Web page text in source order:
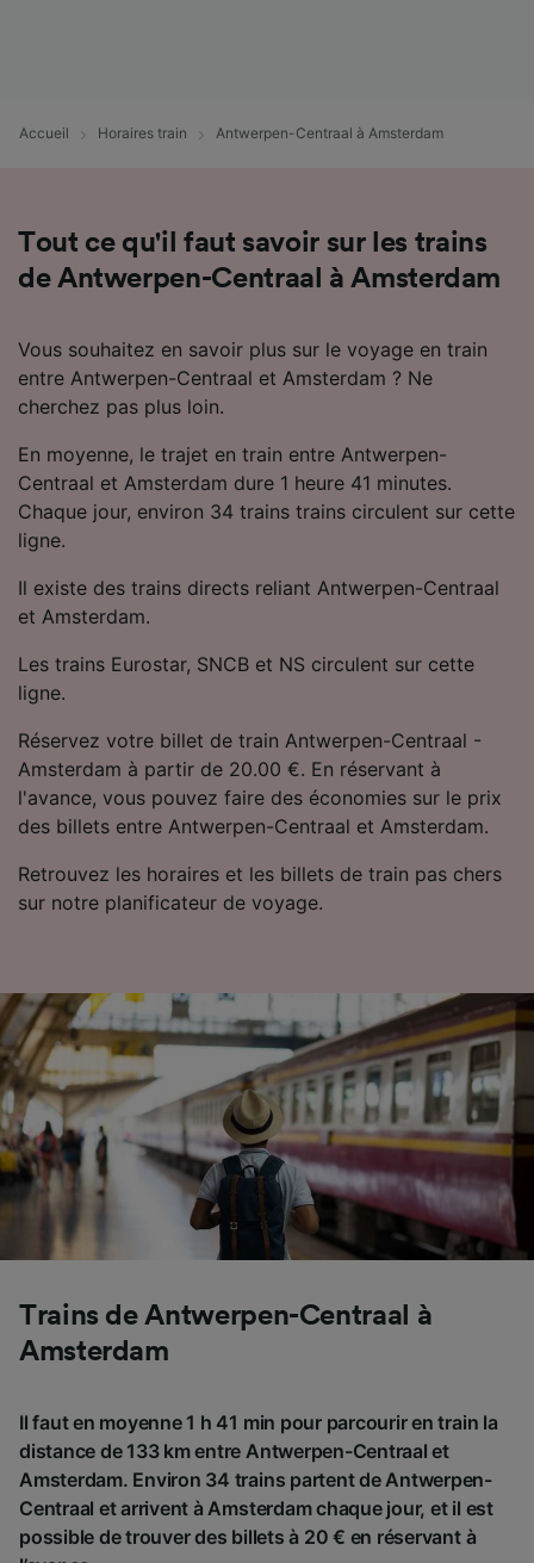
Accueil Horaires train Antwerpen-Centraal à Amsterdam
Tout ce qu'il faut savoir sur les trains
de Antwerpen-Centraal à Amsterdam
Vous souhaitez en savoir plus sur le voyage en train
entre Antwerpen-Centraal et Amsterdam ? Ne
cherchez pas plus loin.
En moyenne, le trajet en train entre Antwerpen-
Centraal et Amsterdam dure 1 heure 41 minutes.
Chaque jour, environ 34 trains trains circulent sur cette
ligne.
Il existe des trains directs reliant Antwerpen-Centraal
et Amsterdam.
Les trains Eurostar, SNCB et NS circulent sur cette
ligne.
Réservez votre billet de train Antwerpen-Centraal -
Amsterdam à partir de 20.00 €. En réservant à
l'avance, vous pouvez faire des économies sur le prix
des billets entre Antwerpen-Centraal et Amsterdam.
Retrouvez les horaires et les billets de train pas chers
sur notre planificateur de voyage.
Trains de Antwerpen-Centraal à
Amsterdam
Il faut en moyenne 1 h 41 min pour parcourir en train la
distance de 133 km entre Antwerpen-Centraal et
Amsterdam. Environ 34 trains partent de Antwerpen-
Centraal et arrivent à Amsterdam chaque jour, et il est
possible de trouver des billets à 20 € en réservant à
contenu personnalisés, mesure de
Liste de nos partenaires (fournisseurs)